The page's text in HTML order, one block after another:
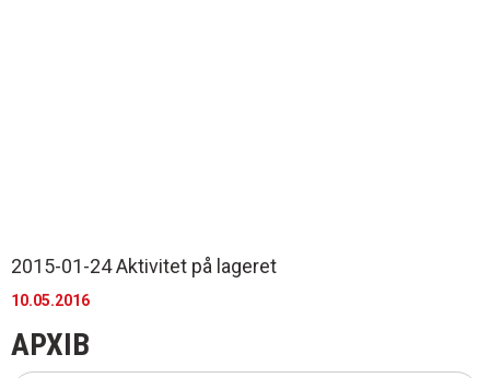
2015-01-24 Aktivitet på lageret
10.05.2016
АРХІВ